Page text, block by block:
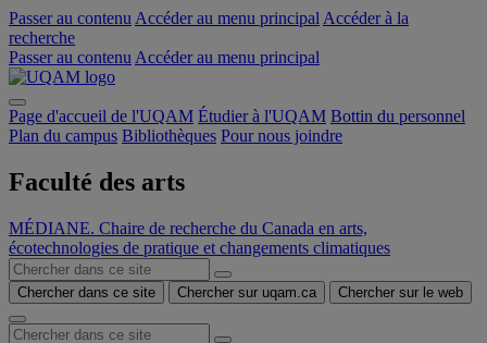
Passer au contenu Accéder au menu principal Accéder à la
recherche
Passer au contenu Accéder au menu principal
Page d'accueil de l'UQAM Étudier à l'UQAM Bottin du personnel
Plan du campus Bibliothèques Pour nous joindre
Faculté des arts
MÉDIANE. Chaire de recherche du Canada en arts,
écotechnologies de pratique et changements climatiques
Chercher dans ce site Chercher sur uqam.ca Chercher sur le web